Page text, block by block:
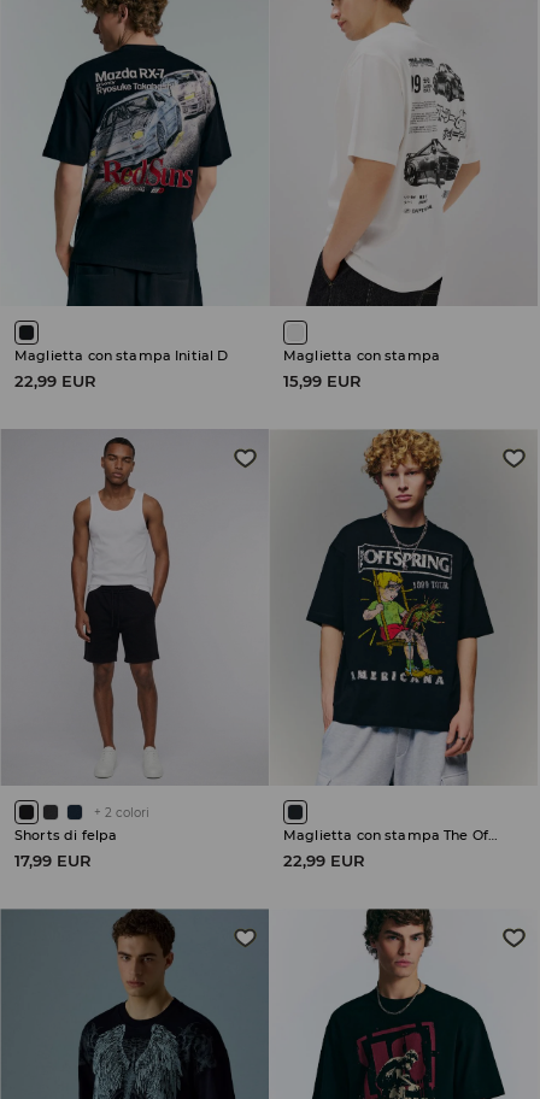
Maglietta con stampa Initial D
22,99 EUR
Maglietta con stampa
15,99 EUR
+ 2 colori
Shorts di felpa
17,99 EUR
Maglietta con stampa The Offspring
22,99 EUR